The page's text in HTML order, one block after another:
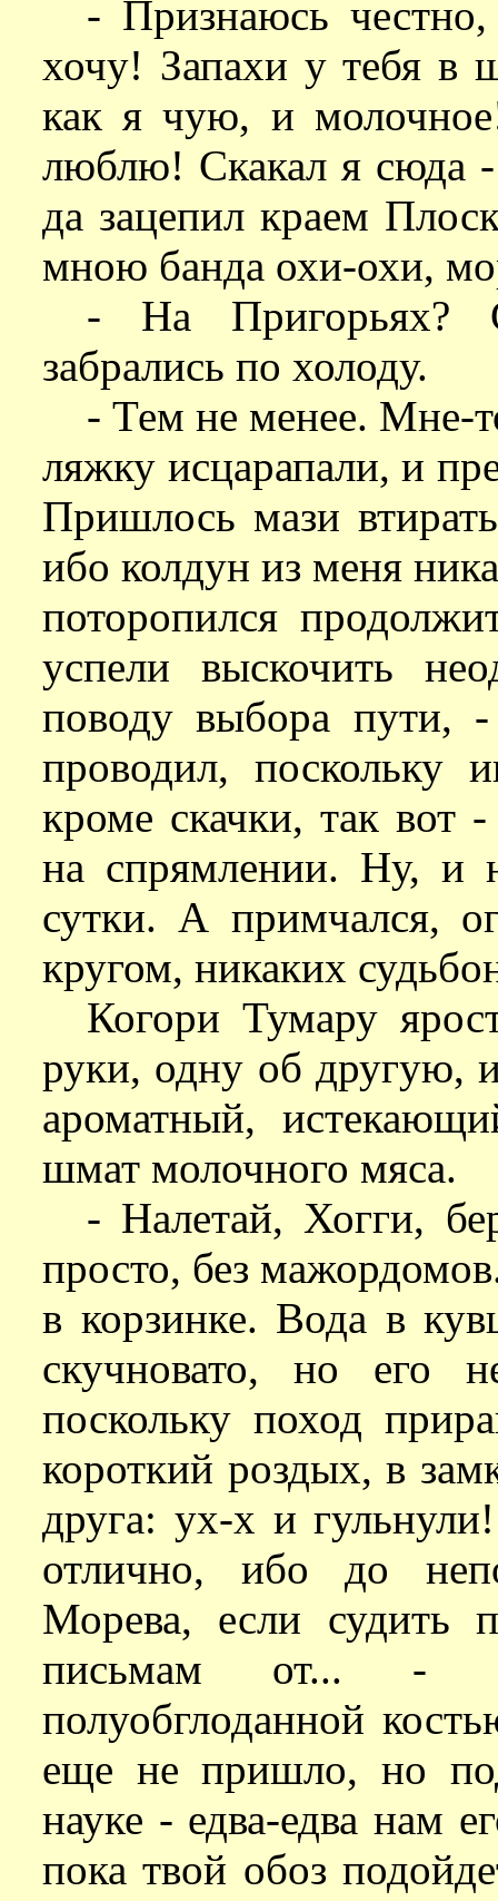
- Признаюсь
хочу! Запахи у тебя в
как я чую, и
люблю! Скакал я сюда -
да зацепил краем
мною банда охи-охи,
- На Пригорьях?
забрались по холоду.
- Тем не менее. Мне-
ляжку исцарапали, и
Пришлось мази
ибо колдун из меня
поторопился
успели выскочить
поводу выбора пути,
проводил, поскольку
кроме скачки, так вот
на спрямлении. Ну, и
сутки. А примчался,
кругом, никаких
Когори Тумару
руки, одну об другую,
ароматный,
шмат молочного мяса.
- Налетай, Хогги,
просто, без
в корзинке. Вода в
скучновато, но его
поскольку поход
короткий роздых, в
друга: ух-х и
отлично, ибо до
Морева, если судить
письмам от... -
полуобглоданной
еще не пришло, но
науке - едва-едва нам
пока твой обоз